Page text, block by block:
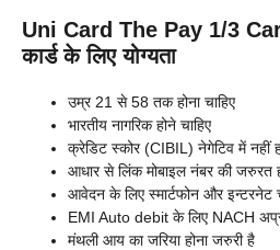
Uni Card The Pay 1/3
कार्ड के लिए योग्यता
उम्र 21 से 58 तक होना चाहिए
भारतीय नागरिक होने चाहिए
क्रेडिट स्कोर (CIBIL) नेगेटिव में नहीं
आधार से लिंक मोबाइल नंबर की जरुरत
आवेदन के लिए स्मार्टफोन और इन्टरनेट
EMI Auto debit के लिए NACH
मंथली आय का जरिया होना जरुरी है